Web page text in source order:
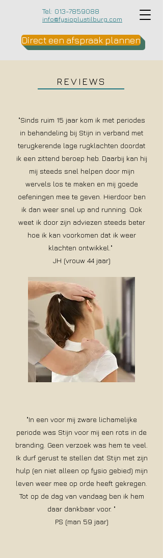
Tel: 013-7859088
info@fysioplustilburg.com
Direct een afspraak plannen
REVIEWS
"Sinds ruim 15 jaar kom ik met periodes
in behandeling bij Stijn in verband met
terugkerende lage rugklachten doordat
ik een zittend beroep heb. Daarbij kan hij
mij steeds snel helpen door mijn
wervels los te maken en mij goede
oefeningen mee te geven. Hierdoor ben
ik dan weer snel up and running. Ook
weet ik door zijn adviezen steeds beter
hoe ik kan voorkomen dat ik weer
klachten ontwikkel."
JH (vrouw 44 jaar)
"In een voor mij zware lichamelijke
periode was Stijn voor mij een rots in de
branding. Geen verzoek was hem te veel.
Ik durf gerust te stellen dat Stijn met zijn
hulp (en niet alleen op fysio gebied) mijn
leven weer mee op orde heeft gekregen.
Tot op de dag van vandaag ben ik hem
daar dankbaar voor. "
PS (man 59 jaar)